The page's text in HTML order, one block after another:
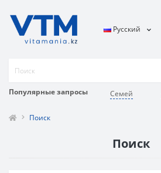
Популярные запросы Семей
Русский
Поиск
Поиск